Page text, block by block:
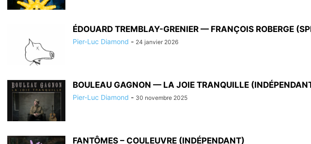
ÉDOUARD TREMBLAY-GRENIER — FRANÇOIS ROBERGE
Pier-Luc Diamond - 24 janvier 2026
BOULEAU GAGNON — LA JOIE TRANQUILLE
Pier-Luc Diamond - 30 novembre 2025
FANTÔMES – COULEUVRE (INDÉPENDANT)